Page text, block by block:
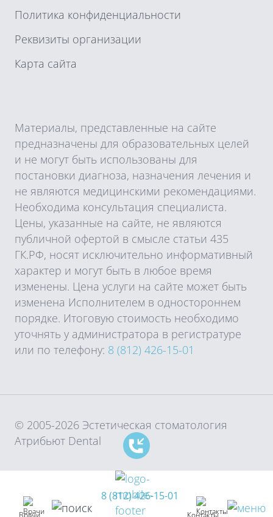
Врачи
8 (812) 426-15-01
Контакты
Политика конфиденциальности
Реквизиты организации
Карта сайта
Материалы, представленные на сайте
предназначены для образовательных целей
и не могут быть использованы для
постановки диагноза, назначения лечения и
не являются медицинскими рекомендациями.
Необходима консультация специалиста.
Цены, указанные на сайте, не являются
публичной офертой в смысле статьи 435
ГК.РФ, носят исключительно информативный
характер и могут быть в любое время
изменены. Цена услуги на сайте может быть
изменена Исполнителем в одностороннем
порядке. Итоговую стоимость необходимо
уточнять у администратора в регистратуре
или по телефону: 8 (812) 426-15-01
© 2005-2026 Эстетическая стоматология
Атрибьют Dental